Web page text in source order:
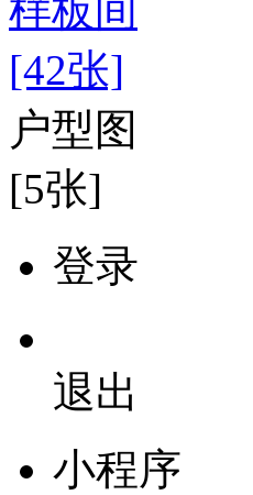
样板间
[42张]
户型图
[5张]
登录
退出
小程序